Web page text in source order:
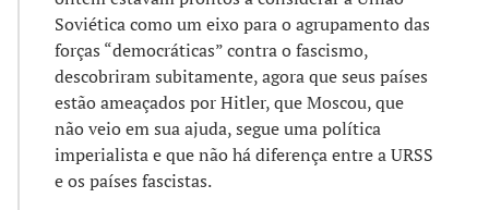
Soviética como um eixo para o agrupamento das
forças “democráticas” contra o fascismo,
descobriram subitamente, agora que seus países
estão ameaçados por Hitler, que Moscou, que
não veio em sua ajuda, segue uma política
imperialista e que não há diferença entre a URSS
e os países fascistas.